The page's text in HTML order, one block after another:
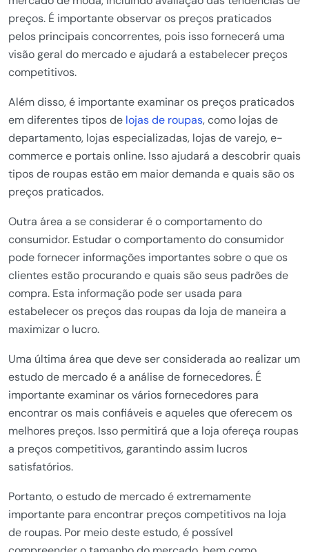
preços. É importante observar os preços praticados
pelos principais concorrentes, pois isso fornecerá uma
visão geral do mercado e ajudará a estabelecer preços
competitivos.
Além disso, é importante examinar os preços praticados
em diferentes tipos de lojas de roupas, como lojas de
departamento, lojas especializadas, lojas de varejo, e-
commerce e portais online. Isso ajudará a descobrir quais
tipos de roupas estão em maior demanda e quais são os
preços praticados.
Outra área a se considerar é o comportamento do
consumidor. Estudar o comportamento do consumidor
pode fornecer informações importantes sobre o que os
clientes estão procurando e quais são seus padrões de
compra. Esta informação pode ser usada para
estabelecer os preços das roupas da loja de maneira a
maximizar o lucro.
Uma última área que deve ser considerada ao realizar um
estudo de mercado é a análise de fornecedores. É
importante examinar os vários fornecedores para
encontrar os mais confiáveis e aqueles que oferecem os
melhores preços. Isso permitirá que a loja ofereça roupas
a preços competitivos, garantindo assim lucros
satisfatórios.
Portanto, o estudo de mercado é extremamente
importante para encontrar preços competitivos na loja
de roupas. Por meio deste estudo, é possível